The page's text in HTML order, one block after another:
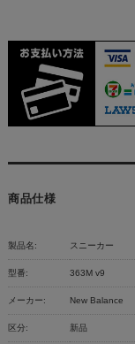
商品仕様
製品名: スニーカー
型番: 363M v9
メーカー: New Balance
区分: 新品